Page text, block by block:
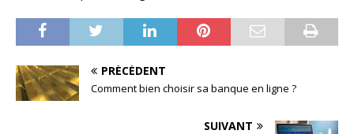
PRÉCÉDENT
Comment bien choisir sa banque en ligne ?
SUIVANT